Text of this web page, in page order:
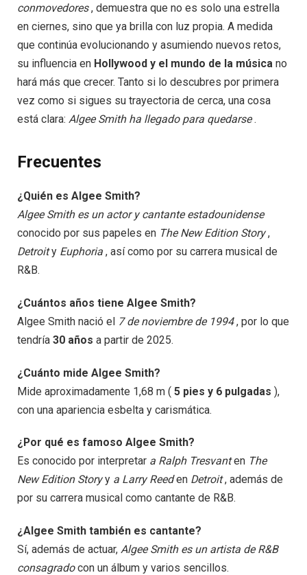
conmovedores, demuestra que no es solo una estrella
en ciernes, sino que ya brilla con luz propia. A medida
que continúa evolucionando y asumiendo nuevos retos,
su influencia en Hollywood y el mundo de la música no
hará más que crecer. Tanto si lo descubres por primera
vez como si sigues su trayectoria de cerca, una cosa
está clara: Algee Smith ha llegado para quedarse.
Frecuentes
¿Quién es Algee Smith?
Algee Smith es un actor y cantante estadounidense
conocido por sus papeles en The New Edition Story,
Detroity Euphoria , así como por su carrera musical de
R&B.
¿Cuántos años tiene Algee Smith?
Algee Smith nació el 7 de noviembre de 1994, por lo que
tendría 30 años a partir de 2025.
¿Cuánto mide Algee Smith?
Mide aproximadamente 1,68 m ( 5 pies y 6 pulgadas ),
con una apariencia esbelta y carismática.
¿Por qué es famoso Algee Smith?
Es conocido por interpretar a Ralph Tresvanten The
New Edition Storyy a Larry Reeden Detroit, además de
por su carrera musical como cantante de R&B.
¿Algee Smith también es cantante?
Sí, además de actuar, Algee Smith es un artista de R&B
consagradocon un álbum y varios sencillos.